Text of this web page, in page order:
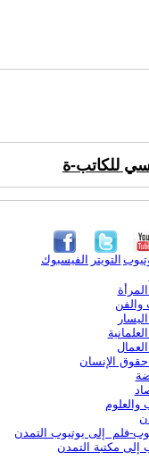
للكاتب-ة
الفيسبوك التويتر
والفن
العمال
حقوق الإنسان
والعلوم
فلم إلى يوتيوب التمدن
إلى مكتبة التمدن